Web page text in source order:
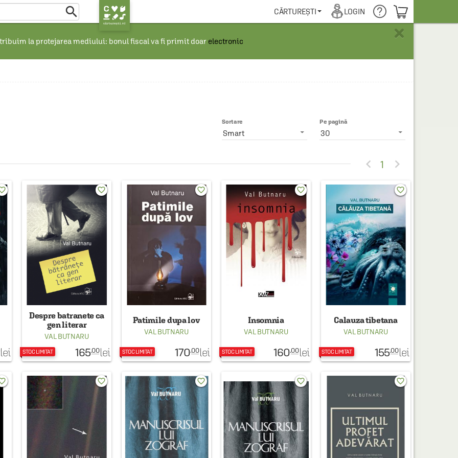
 CĂRTUREȘTI LOGIN COȘUL TĂU
×
la protejarea mediului: bonul fiscal va fi primit doar electronic
Pe pagină
30
Sortare
Smart
 1 
lei
Despre batranete ca
gen literar
VAL BUTNARU
STOC LIMITAT 165.00 lei
favorite_border
Patimile dupa lov
VAL BUTNARU
STOC LIMITAT 170.00 lei
favorite_border
Insomnia
VAL BUTNARU
STOC LIMITAT 160.00 lei
favorite_border
Calauza tibetana
VAL BUTNARU
STOC LIMITAT 155.00 lei
favorite_border
favorite_border favorite_border favorite_border favorite_border